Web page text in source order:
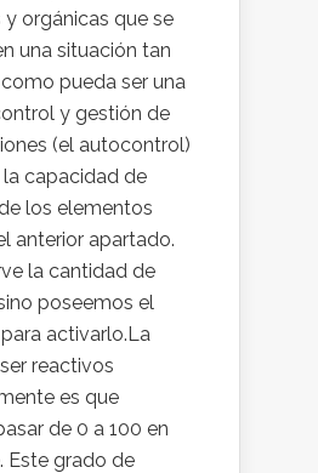
orgánicas que se
una situación tan
pueda ser una
y gestión de
(el autocontrol)
capacidad de
los elementos
anterior apartado.
la cantidad de
poseemos el
activarlo.La
reactivos
es que
de 0 a 100 en
Este grado de